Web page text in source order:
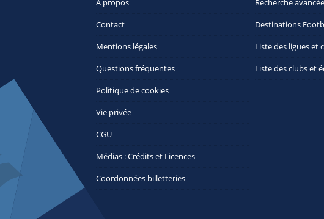
À propos
Contact
Mentions légales
Questions fréquentes
Politique de cookies
Vie privée
CGU
Médias : Crédits et Licences
Coordonnées billetteries
Recherche avancée
Destinations
Liste des ligues et
Liste des clubs et